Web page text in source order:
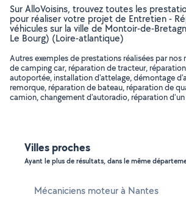
Sur AlloVoisins, trouvez toutes les
pour réaliser votre projet de Entretien -
véhicules sur la ville de Montoir-de-
Le Bourg) (Loire-atlantique)
Autres exemples de prestations réalisées par
de camping car, réparation de tracteur,
autoportée, installation d'attelage, démontage
remorque, réparation de bateau, réparation de
camion, changement d'autoradio, réparation d'un
Villes proches
Ayant le plus de résultats, dans le même
Mécaniciens moteur à Nantes